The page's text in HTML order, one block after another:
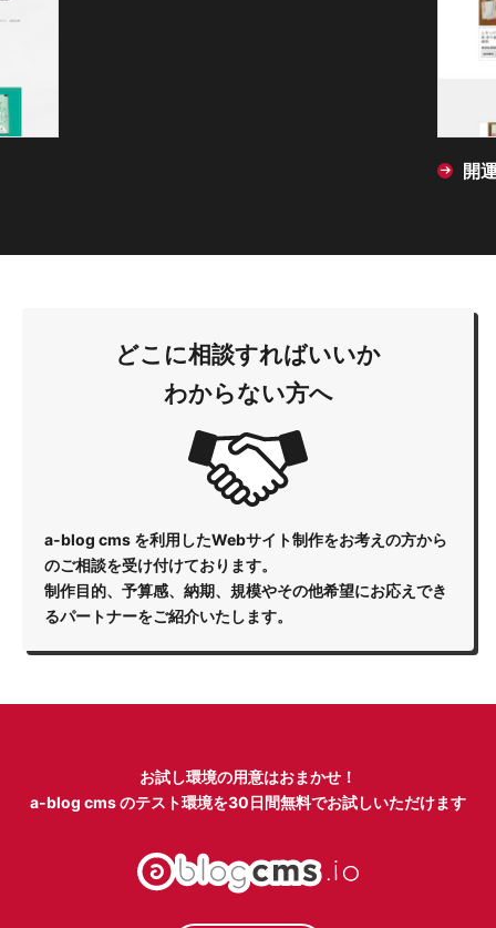
開
どこに相談すればいいか
わからない方へ
a-blog cms を利用したWebサイト制作をお考えの方から
のご相談を受け付けております。
制作目的、予算感、納期、規模やその他希望にお応えでき
るパートナーをご紹介いたします。
お試し環境の用意はおまかせ！
a-blog cms のテスト環境を30日間無料でお試しいただけます